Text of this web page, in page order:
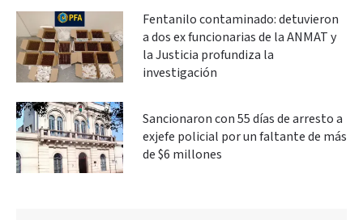
Fentanilo contaminado: detuvieron
a dos ex funcionarias de la ANMAT y
la Justicia profundiza la
investigación
Sancionaron con 55 días de arresto a
exjefe policial por un faltante de más
de $6 millones